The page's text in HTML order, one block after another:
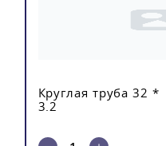
Круглая труба 32 *
3.2